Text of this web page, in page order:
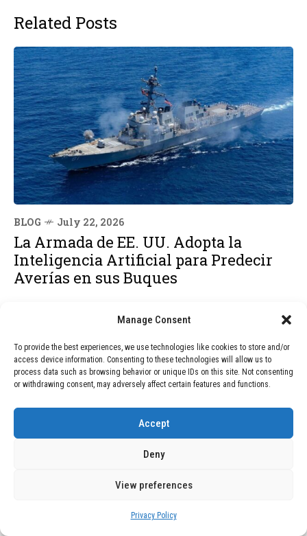
Manage Consent
To provide the best experiences, we use technologies like cookies to store and/or
access device information. Consenting to these technologies will allow us to
process data such as browsing behavior or unique IDs on this site. Not consenting
or withdrawing consent, may adversely affect certain features and functions.
Accept
Deny
View preferences
Privacy Policy
Related Posts
BLOG July 22, 2026
La Armada de EE. UU. Adopta la
Inteligencia Artificial para Predecir
Averías en sus Buques
July 2, 2026
descuento de 190 euros en Amazon